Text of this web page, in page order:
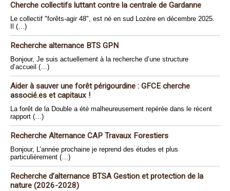
Cherche collectifs luttant contre la centrale de Gardanne
Le collectif "forêts-agir 48", est né en sud Lozère en décembre 2025.
Il (…)
Recherche alternance BTS GPN
Bonjour, Je suis actuellement à la recherche d’une structure
d’accueil (…)
Aider à sauver une forêt périgourdine : GFCE cherche
associé.es et capitaux !
La forêt de la Double a été malheureusement repérée dans le récent
rapport (…)
Recherche Alternance CAP Travaux Forestiers
Bonjour, L’année prochaine je reprend des études et plus
particulièrement (…)
Recherche d’alternance BTSA Gestion et protection de la
nature (2026-2028)